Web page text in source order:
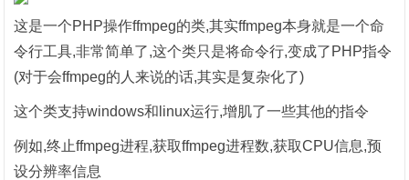
这是一个PHP操作ffmpeg的类,其实ffmpeg本身就是一个命
令行工具,非常简单了,这个类只是将命令行,变成了PHP指令
(对于会ffmpeg的人来说的话,其实是复杂化了)
这个类支持windows和linux运行,增肌了一些其他的指令
例如,终止ffmpeg进程,获取ffmpeg进程数,获取CPU信息,预
设分辨率信息